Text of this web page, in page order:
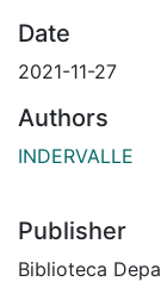
Date
2021-11-27
Authors
INDERVALLE
Publisher
Biblioteca